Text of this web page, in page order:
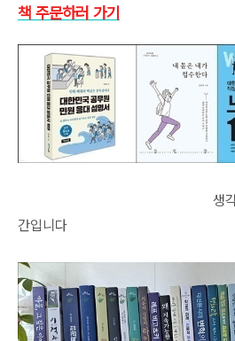
책 주문하러 가기
생각비행 출판사
간입니다